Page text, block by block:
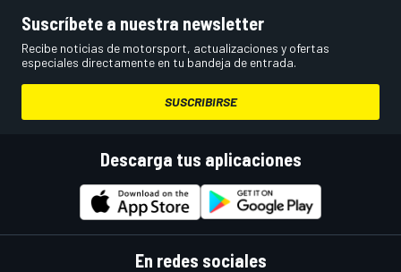
Suscríbete a nuestra newsletter
Recibe noticias de motorsport, actualizaciones y ofertas
especiales directamente en tu bandeja de entrada.
SUSCRIBIRSE
Descarga tus aplicaciones
En redes sociales